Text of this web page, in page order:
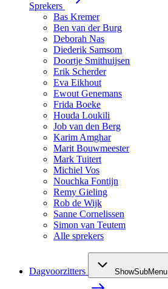
Sprekers
Bas Kremer
Ben van der Burg
Deborah Nas
Diederik Samsom
Doortje Smithuijsen
Erik Scherder
Eva Eikhout
Ewout Genemans
Frida Boeke
Houda Loukili
Job van den Berg
Karim Amghar
Marit Bouwmeester
Mark Tuitert
Michiel Vos
Nouchka Fontijn
Remy Gieling
Rob de Wijk
Sanne Cornelissen
Simon van Teutem
Alle sprekers
Dagvoorzitters ShowSubMenu